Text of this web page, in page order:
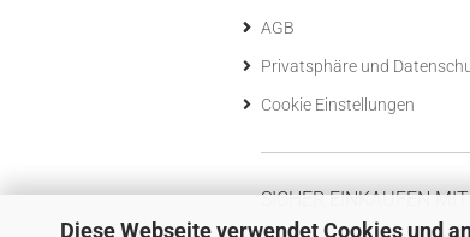
Diese Webseite verwendet Cookies und
AGB
Privatsphäre und
Cookie Einstellungen
SICHER EINKAUFEN MIT